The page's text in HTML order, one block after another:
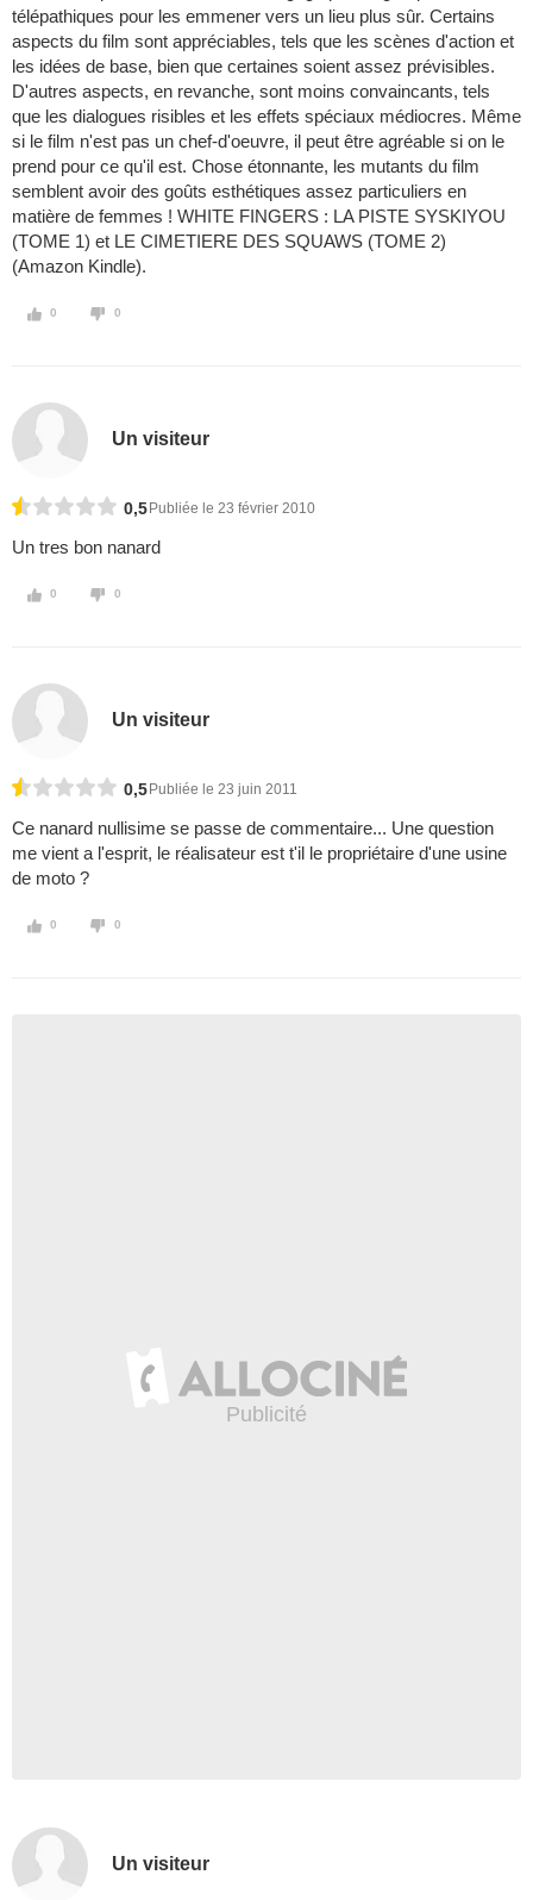
télépathiques pour les emmener vers un lieu plus sûr. Certains
aspects du film sont appréciables, tels que les scènes d'action et
les idées de base, bien que certaines soient assez prévisibles.
D'autres aspects, en revanche, sont moins convaincants, tels
que les dialogues risibles et les effets spéciaux médiocres. Même
si le film n'est pas un chef-d'oeuvre, il peut être agréable si on le
prend pour ce qu'il est. Chose étonnante, les mutants du film
semblent avoir des goûts esthétiques assez particuliers en
matière de femmes ! WHITE FINGERS : LA PISTE SYSKIYOU
(TOME 1) et LE CIMETIERE DES SQUAWS (TOME 2)
(Amazon Kindle).
0 0
Un visiteur
0,5 Publiée le 23 février 2010
Un tres bon nanard
0 0
Un visiteur
0,5 Publiée le 23 juin 2011
Ce nanard nullisime se passe de commentaire... Une question
me vient a l'esprit, le réalisateur est t'il le propriétaire d'une usine
de moto ?
0 0
Un visiteur